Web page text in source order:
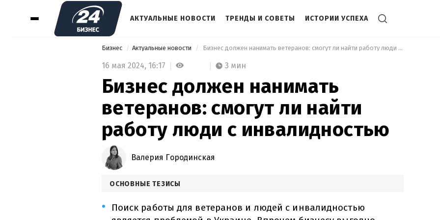
АКТУАЛЬНЫЕ НОВОСТИ ТРЕНДЫ И СОВЕТЫ ИСТОРИИ УСПЕХА
Бизнес Актуальные новости Бизнес должен нанимать ветеранов: смогут ли найти работу люди с инвалидностью
16 мая 2024, 16:17 3 мин
Бизнес должен нанимать
ветеранов: смогут ли найти
работу люди с инвалидностью
Валерия Городинская
ОСНОВНЫЕ ТЕЗИСЫ
Поиск работы для ветеранов и людей с инвалидностью